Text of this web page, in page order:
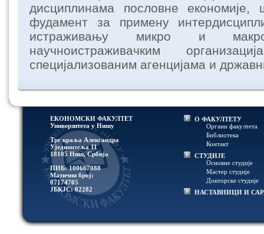
дисциплинама пословне
фудамент за примену
истраживању микро и
научноистраживачким
специјализованим агенцијама и
ЕКОНОМСКИ ФАКУЛТЕТ
Универзитетa у Нишу
Трг краља Александра
Ујединитеља 11
18105 Ниш, Србија
ПИБ: 100667088
Матични број:
07174705
ЈБКЈС: 02282
О ФАКУЛТЕТУ
Органи факултета
Библиотека
Контакт
СТУДИЈЕ
Основне студије
Мастер студије
Докторске студије
НАСТАВНИЦИ И